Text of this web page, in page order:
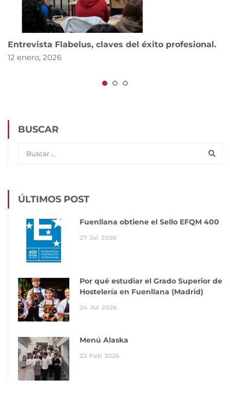
Entrevista Flabelus, claves del éxito profesional.
12 enero, 2026
BUSCAR
ÚLTIMOS POST
Fuenllana obtiene el Sello EFQM 400
27 Jul 2026
Por qué estudiar el Grado Superior de
Hostelería en Fuenllana (Madrid)
24 Jul 2026
Menú Alaska
23 Feb 2026